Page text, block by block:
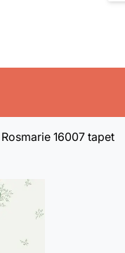
Rosmarie 16007 tapet